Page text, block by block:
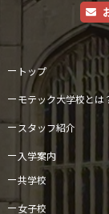
トップ
モテック大学校とは
スタッフ紹介
入学案内
共学校
女子校